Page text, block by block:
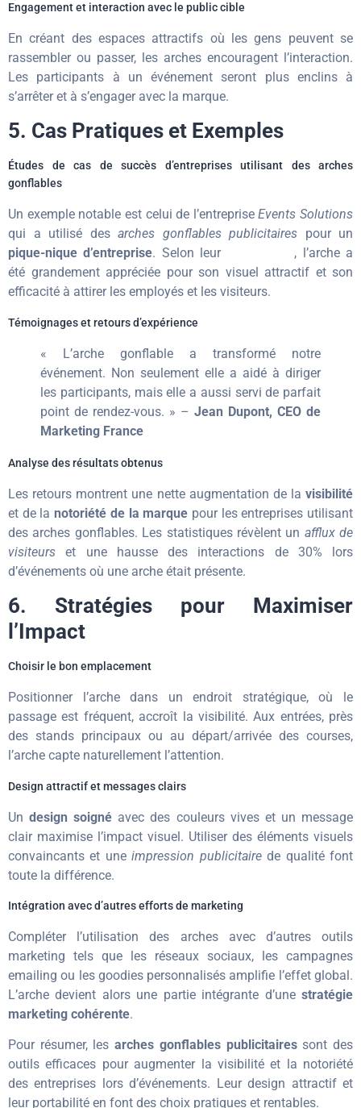
Engagement et interaction avec le public cible
En créant des espaces attractifs où les gens peuvent se
rassembler ou passer, les arches encouragent l’interaction.
Les participants à un événement seront plus enclins à
s’arrêter et à s’engager avec la marque.
5. Cas Pratiques et Exemples
Études de cas de succès d’entreprises utilisant des arches
gonflables
Un exemple notable est celui de l’entrepriseEvents Solutions
qui a utilisé des arches gonflables publicitaires pour un
pique-nique d’entreprise. Selon leur
, l’arche a
été grandement appréciée pour son visuel attractif et son
efficacité à attirer les employés et les visiteurs.
Témoignages et retours d’expérience
« L’arche gonflable a transformé notre
événement. Non seulement elle a aidé à diriger
les participants, mais elle a aussi servi de parfait
point de rendez-vous. » – Jean Dupont, CEO de
Marketing France
Analyse des résultats obtenus
Les retours montrent une nette augmentation de la visibilité
et de lanotoriété de la marque pour les entreprises utilisant
des arches gonflables. Les statistiques révèlent un afflux de
visiteurs et une hausse des interactions de 30% lors
d’événements où une arche était présente.
6. Stratégies pour Maximiser
l’Impact
Choisir le bon emplacement
Positionner l’arche dans un endroit stratégique, où le
passage est fréquent, accroît la visibilité. Aux entrées, près
des stands principaux ou au départ/arrivée des courses,
l’arche capte naturellement l’attention.
Design attractif et messages clairs
Undesign soigné avec des couleurs vives et un message
clair maximise l’impact visuel. Utiliser des éléments visuels
convaincants et uneimpression publicitairede qualité font
toute la différence.
Intégration avec d’autres efforts de marketing
Compléter l’utilisation des arches avec d’autres outils
marketing tels que les réseaux sociaux, les campagnes
emailing ou les goodies personnalisés amplifie l’effet global.
L’arche devient alors une partie intégrante d’une stratégie
marketing cohérente.
Pour résumer, lesarches gonflables publicitairessont des
outils efficaces pour augmenter la visibilité et la notoriété
des entreprises lors d’événements. Leur design attractif et
leur portabilité en font des choix pratiques et rentables.